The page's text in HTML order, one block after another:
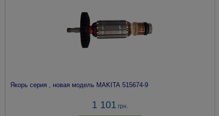
Якорь серия , новая модель MAKITA 515674-9
1 101 грн.